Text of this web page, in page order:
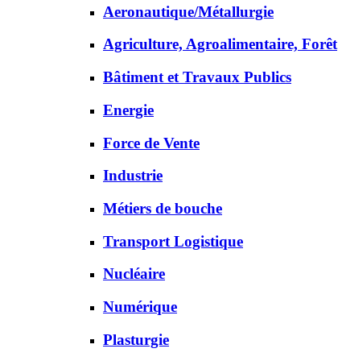
Aeronautique/Métallurgie
Agriculture, Agroalimentaire, Forêt
Bâtiment et Travaux Publics
Energie
Force de Vente
Industrie
Métiers de bouche
Transport Logistique
Nucléaire
Numérique
Plasturgie